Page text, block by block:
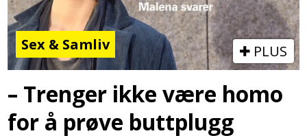
Sex & Samliv PLUS
– Trenger ikke være homo
for å prøve buttplugg